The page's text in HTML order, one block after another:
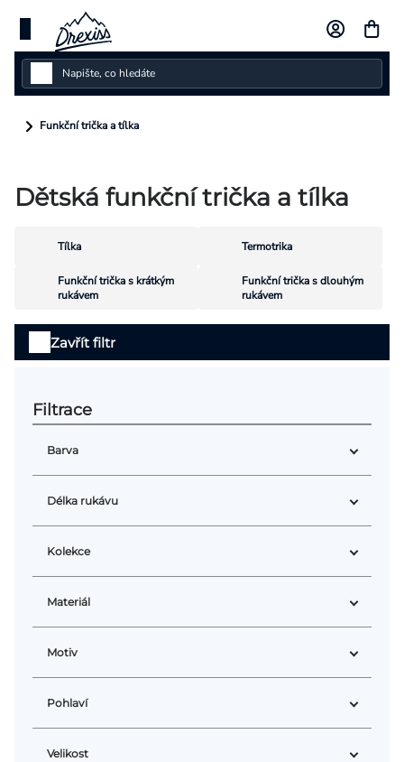
obsah
Dámské
Pánské
Kolekce
Dárkové poukazy
(CZK)
Přihlášení
Funkční trička a tílka
Dětská funkční trička a tílka
Tílka Termotrika
Funkční trička s krátkým
rukávem
Funkční trička s dlouhým
rukávem
Zavřít filtr
Barva
Délka rukávu
Kolekce
Materiál
Motiv
Pohlaví
Velikost
Výpis
produktů